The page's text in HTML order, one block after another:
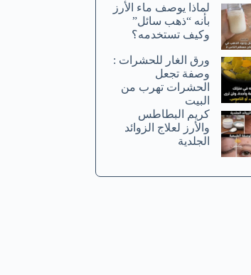
لماذا يوصف ماء الأرز
بأنه “ذهب سائل”
وكيف تستخدمه؟
ورق الغار للحشرات :
وصفة تجعل
الحشرات تهرب من
البيت
كريم البطاطس
والأرز لعلاج الزوائد
الجلدية